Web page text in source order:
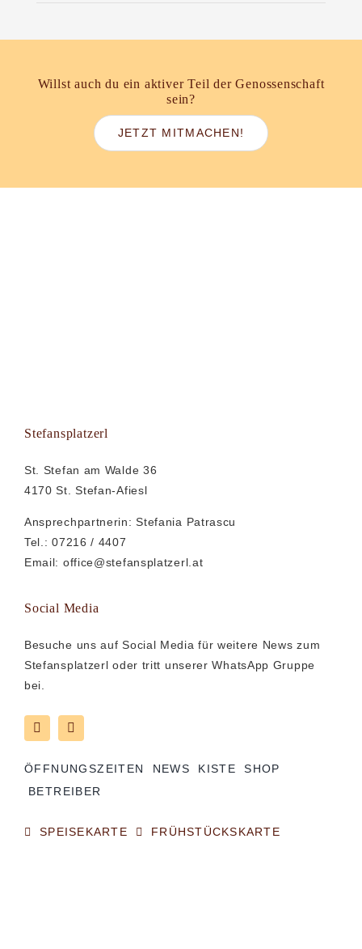
Willst auch du ein aktiver Teil der Genossenschaft
sein?
JETZT MITMACHEN!
Stefansplatzerl
St. Stefan am Walde 36
4170 St. Stefan-Afiesl
Ansprechpartnerin: Stefania Patrascu
Tel.: 07216 / 4407
Email: office@stefansplatzerl.at
Social Media
Besuche uns auf Social Media für weitere News zum
Stefansplatzerl oder tritt unserer WhatsApp Gruppe
bei.
ÖFFNUNGSZEITEN NEWS KISTE
SHOP
BETREIBER
SPEISEKARTE FRÜHSTÜCKSKARTE